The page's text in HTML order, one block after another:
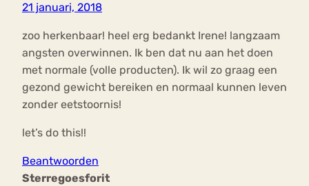
21 januari, 2018
zoo herkenbaar! heel erg bedankt Irene! langzaam
angsten overwinnen. Ik ben dat nu aan het doen
met normale (volle producten). Ik wil zo graag een
gezond gewicht bereiken en normaal kunnen leven
zonder eetstoornis!
let’s do this!!
Beantwoorden
Sterregoesforit